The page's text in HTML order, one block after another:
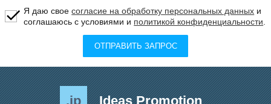
Я даю своесогласие на обработку персональных данных и
соглашаюсь с условиями и политикой конфиденциальности
ОТПРАВИТЬ ЗАПРОС
.ip Ideas Promotion